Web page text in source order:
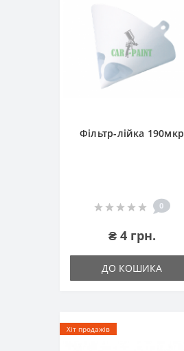
Фільтр-лійка 190мкр
0
₴ 4 грн.
ДО КОШИКА
Хіт продажів